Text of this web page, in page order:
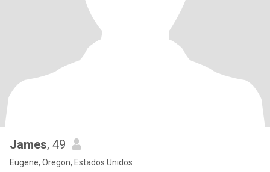
James, 49
Eugene, Oregon, Estados Unidos